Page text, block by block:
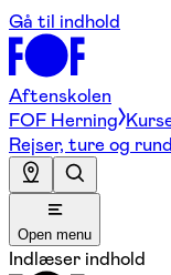
Gå til indhold
Aftenskolen
FOF Herning
Rejser, ture og
Open menu
Indlæser indhold